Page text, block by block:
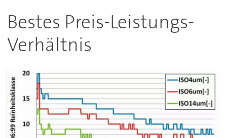
Bestes Preis-Leistungs-
Verhältnis